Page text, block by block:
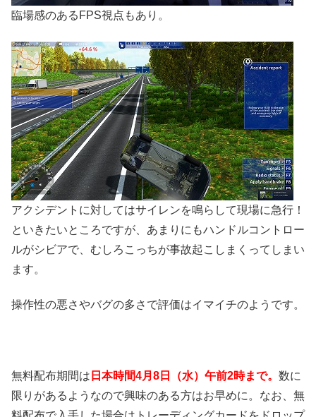
臨場感のあるFPS視点もあり。
アクシデントに対してはサイレンを鳴らして現場に急行！
といきたいところですが、あまりにもハンドルコントロー
ルがシビアで、むしろこっちが事故起こしまくってしまい
ます。
操作性の悪さやバグの多さで評価はイマイチのようです。
無料配布期間は 日本時間4月8日（水）午前2時まで。 数に
限りがあるようなので興味のある方はお早めに。なお、無